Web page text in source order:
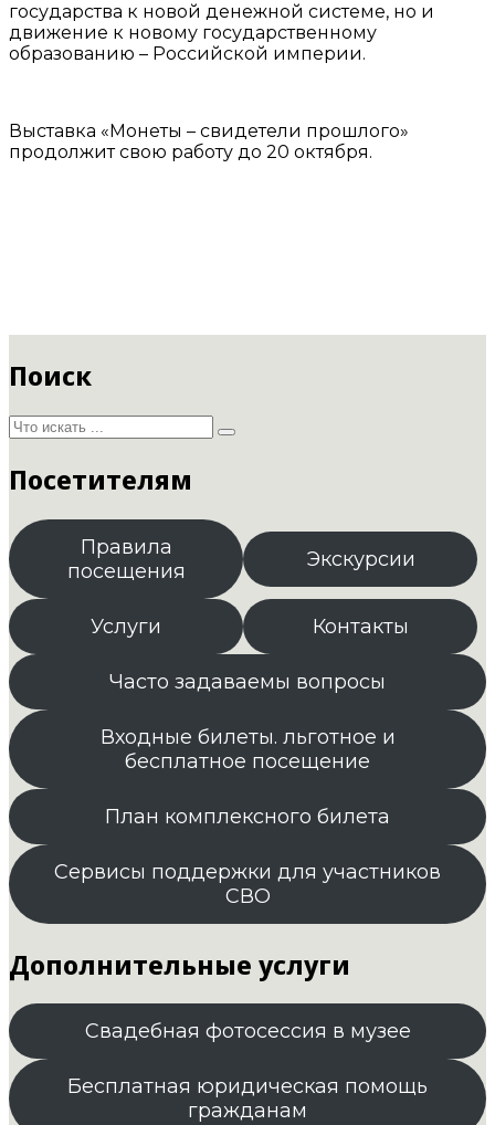
государства к новой денежной системе, но и
движение к новому государственному
образованию – Российской империи.
Выставка «Монеты – свидетели прошлого»
продолжит свою работу до 20 октября.
Поиск
Посетителям
Правила
посещения
Экскурсии
Услуги Контакты
Часто задаваемы вопросы
Входные билеты. льготное и
бесплатное посещение
План комплексного билета
Сервисы поддержки для участников
СВО
Дополнительные услуги
Свадебная фотосессия в музее
Бесплатная юридическая помощь
гражданам